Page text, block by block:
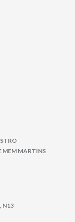
MEM MARTINS
N13